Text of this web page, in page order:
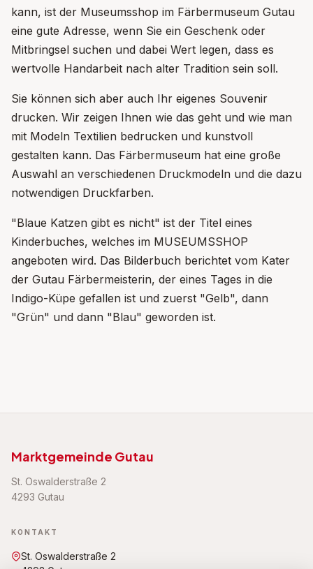
kann, ist der Museumsshop im Färbermuseum Gutau
eine gute Adresse, wenn Sie ein Geschenk oder
Mitbringsel suchen und dabei Wert legen, dass es
wertvolle Handarbeit nach alter Tradition sein soll.
Sie können sich aber auch Ihr eigenes Souvenir
drucken. Wir zeigen Ihnen wie das geht und wie man
mit Modeln Textilien bedrucken und kunstvoll
gestalten kann. Das Färbermuseum hat eine große
Auswahl an verschiedenen Druckmodeln und die dazu
notwendigen Druckfarben.
"Blaue Katzen gibt es nicht" ist der Titel eines
Kinderbuches, welches im MUSEUMSSHOP
angeboten wird. Das Bilderbuch berichtet vom Kater
der Gutau Färbermeisterin, der eines Tages in die
Indigo-Küpe gefallen ist und zuerst "Gelb", dann
"Grün" und dann "Blau" geworden ist.
Marktgemeinde Gutau
St. Oswalderstraße 2
4293 Gutau
KONTAKT
St. Oswalderstraße 2